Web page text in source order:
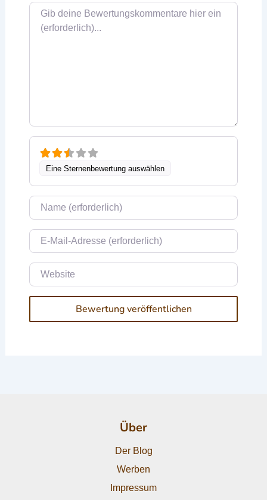
Rezensionstext
Eine Sternenbewertung auswählen
Name
E-Mail
Website
Über
Der Blog
Werben
Impressum